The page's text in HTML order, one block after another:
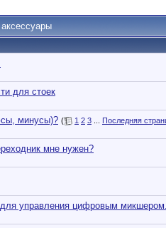
для стоек
минусы)? ( 1 2 3
Последняя
мне нужен?
управления цифровым